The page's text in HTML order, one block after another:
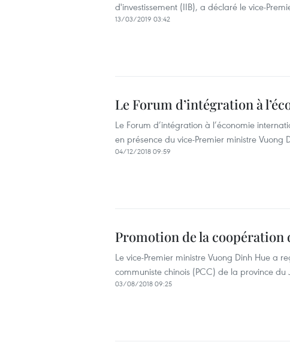
d'investissement (IIB), a déclaré le vice-
13/03/2019 03:42
Le Forum d’intégration à
Le Forum d’intégration à l’économie
en présence du vice-Premier ministre Vuong
04/12/2018 09:59
Promotion de la
Le vice-Premier ministre Vuong Dinh Hue a
communiste chinois (PCC) de la province
03/08/2018 09:25